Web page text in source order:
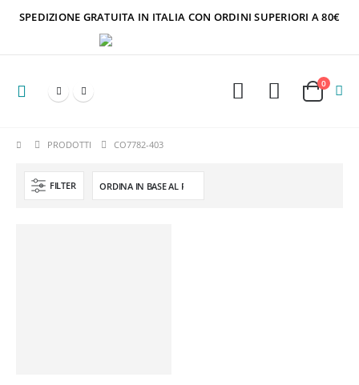
SPEDIZIONE GRATUITA IN ITALIA CON ORDINI SUPERIORI A 80€
0
PRODOTTI CO7782-403
FILTER